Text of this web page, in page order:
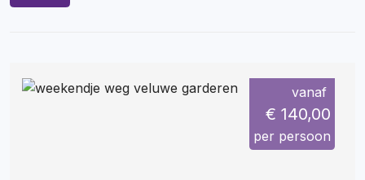
vanaf
€ 140,00
per persoon